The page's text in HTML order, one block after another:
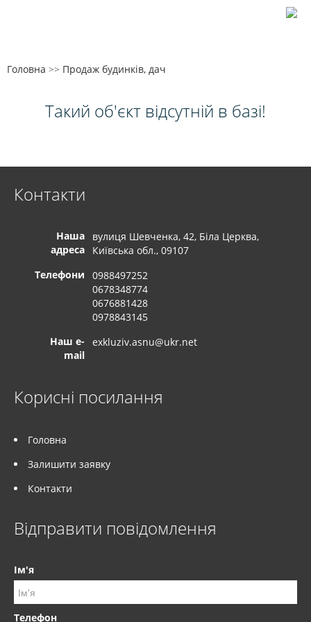
Головна >> Продаж будинків, дач
Такий об'єкт відсутній в базі!
Контакти
Наша
адреса
вулиця Шевченка, 42, Біла Церква,
Київська обл., 09107
Телефони
0988497252
0678348774
0676881428
0978843145
Наш e-
mail
exkluziv.asnu@ukr.net
Корисні посилання
Головна
Залишити заявку
Контакти
Відправити повідомлення
Ім'я
Телефон